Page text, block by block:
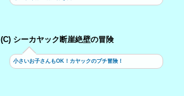
(C) シーカヤック断崖絶壁の冒険
小さいお子さんもOK！カヤックのプチ冒険！